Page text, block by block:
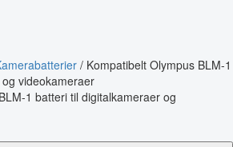
/ Kompatibelt Olympus BLM-1
videokameraer